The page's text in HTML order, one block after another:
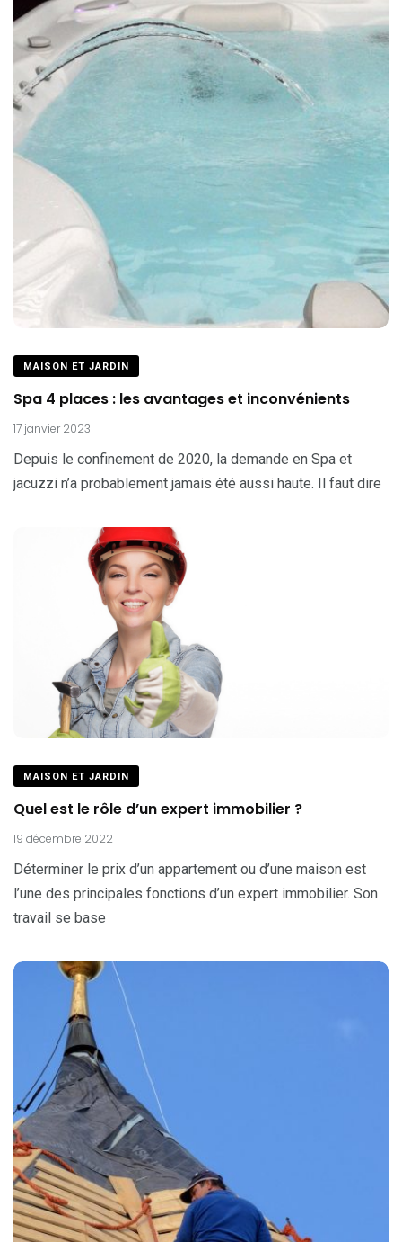
MAISON ET JARDIN
Spa 4 places : les avantages et inconvénients
17 janvier 2023
Depuis le confinement de 2020, la demande en Spa et
jacuzzi n’a probablement jamais été aussi haute. Il faut dire
MAISON ET JARDIN
Quel est le rôle d’un expert immobilier ?
19 décembre 2022
Déterminer le prix d’un appartement ou d’une maison est
l’une des principales fonctions d’un expert immobilier. Son
travail se base